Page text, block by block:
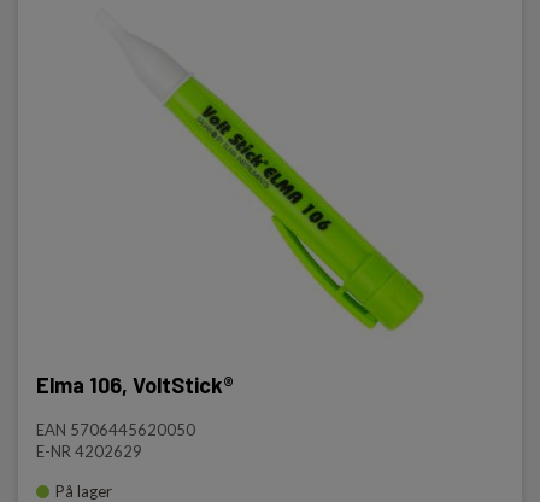
Elma 106, VoltStick®
EAN 5706445620050
E-NR 4202629
På lager